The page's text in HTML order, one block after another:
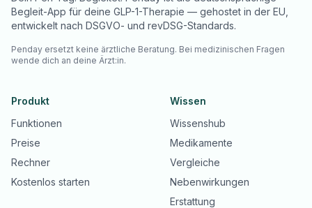
Begleit-App für deine GLP-1-Therapie — gehostet in der EU,
entwickelt nach DSGVO- und revDSG-Standards.
Penday ersetzt keine ärztliche Beratung. Bei medizinischen Fragen
wende dich an deine Ärzt:in.
Produkt
Funktionen
Preise
Rechner
Kostenlos starten
Wissen
Wissenshub
Medikamente
Vergleiche
Nebenwirkungen
Erstattung